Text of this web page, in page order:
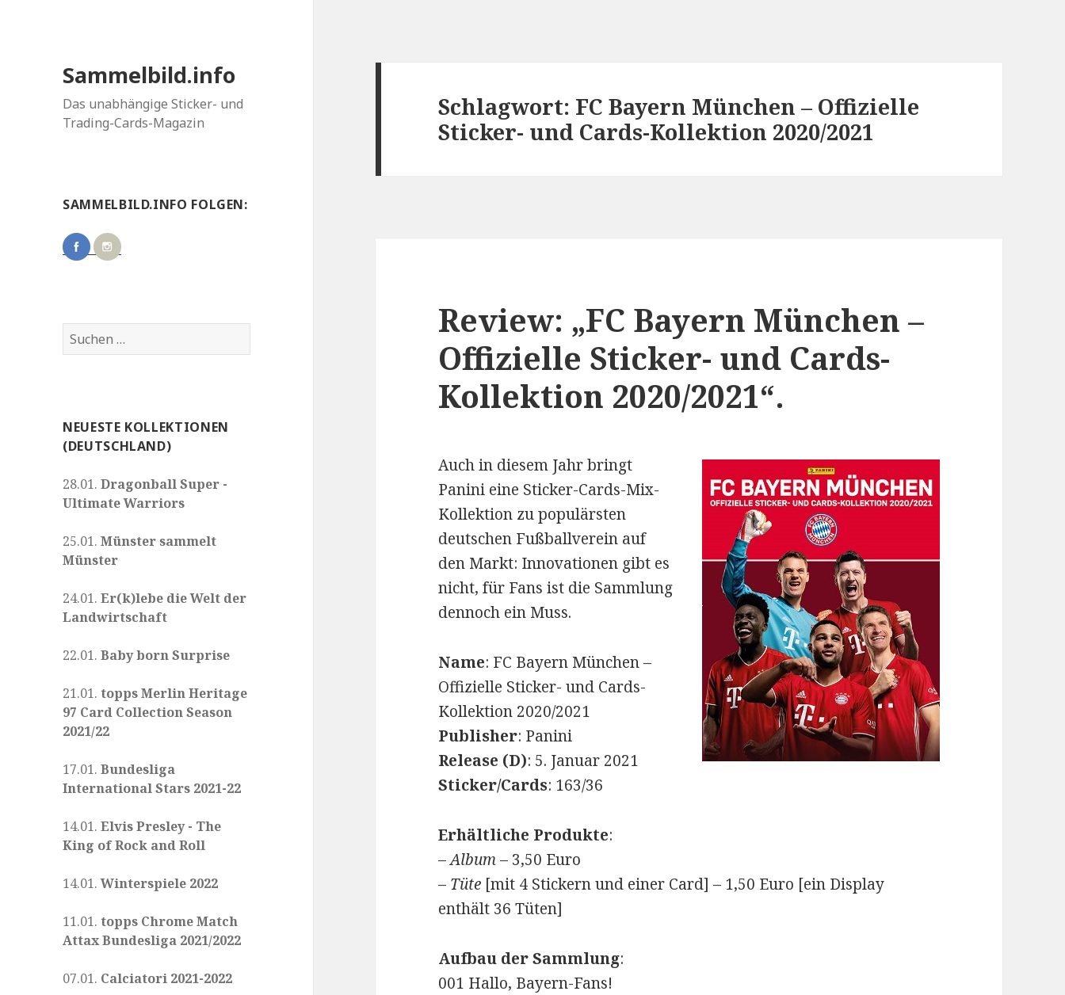
Sammelbild.info
Das unabhängige Sticker- und
Trading-Cards-Magazin
SAMMELBILD.INFO FOLGEN:
Suchen
nach:
NEUESTE KOLLEKTIONEN
(DEUTSCHLAND)
28.01.Dragonball Super -
Ultimate Warriors
25.01.Münster sammelt
Münster
24.01.Er(k)lebe die Welt der
Landwirtschaft
22.01.Baby born Surprise
21.01.topps Merlin Heritage
97 Card Collection Season
2021/22
17.01.Bundesliga
International Stars 2021-22
14.01.Elvis Presley - The
King of Rock and Roll
14.01.Winterspiele 2022
11.01.topps Chrome Match
Attax Bundesliga 2021/2022
07.01. Calciatori 2021-2022
Schlagwort: FC Bayern München – Offizielle
Sticker- und Cards-Kollektion 2020/2021
Review: „FC Bayern München –
Offizielle Sticker- und Cards-
Kollektion 2020/2021“.
Auch in diesem Jahr bringt
Panini eine Sticker-Cards-Mix-
Kollektion zu populärsten
deutschen Fußballverein auf
den Markt: Innovationen gibt es
nicht, für Fans ist die Sammlung
dennoch ein Muss.
Name: FC Bayern München –
Offizielle Sticker- und Cards-
Kollektion 2020/2021
Publisher: Panini
Release (D): 5. Januar 2021
Sticker/Cards: 163/36
Erhältliche Produkte:
–Album– 3,50 Euro
– Tüte [mit 4 Stickern und einer Card] – 1,50 Euro [ein Display
enthält 36 Tüten]
Aufbau der Sammlung:
001 Hallo, Bayern-Fans!